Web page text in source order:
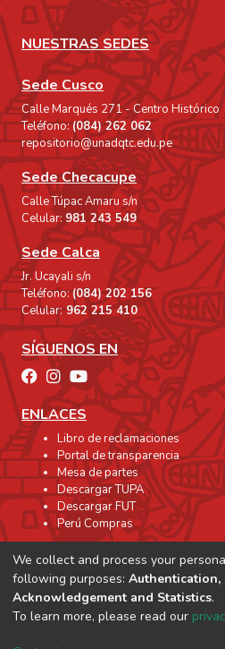
NUESTRAS SEDES
Sede Cusco
Calle Marqués 271 - Centro Histórico
Teléfono:(084) 262 062
repositorio@unadqtc.edu.pe
Sede Checacupe
Calle Túpac Amaru s/n
Celular: 981 243 549
Sede Calca
Jr. Ucayali s/n
Teléfono:(084) 202 156
Celular:962 215 410
SÍGUENOS EN
ENLACES
Libro de reclamaciones
Portal de transparencia
Mesa de partes
Descargar TUPA
Descargar FUT
Perú Compras
We collect and process your
following purposes: Authentication,
Acknowledgement and Statistics.
To learn more, please read our